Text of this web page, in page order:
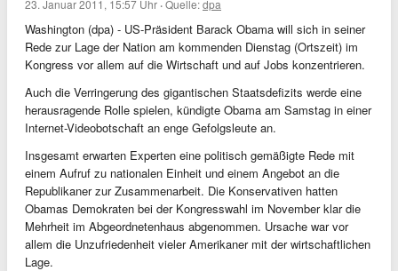
23. Januar 2011, 15:57 Uhr ·Quelle:dpa
Washington (dpa) - US-Präsident Barack Obama will sich in seiner
Rede zur Lage der Nation am kommenden Dienstag (Ortszeit) im
Kongress vor allem auf die Wirtschaft und auf Jobs konzentrieren.
Auch die Verringerung des gigantischen Staatsdefizits werde eine
herausragende Rolle spielen, kündigte Obama am Samstag in einer
Internet-Videobotschaft an enge Gefolgsleute an.
Insgesamt erwarten Experten eine politisch gemäßigte Rede mit
einem Aufruf zu nationalen Einheit und einem Angebot an die
Republikaner zur Zusammenarbeit. Die Konservativen hatten
Obamas Demokraten bei der Kongresswahl im November klar die
Mehrheit im Abgeordnetenhaus abgenommen. Ursache war vor
allem die Unzufriedenheit vieler Amerikaner mit der wirtschaftlichen
Lage.